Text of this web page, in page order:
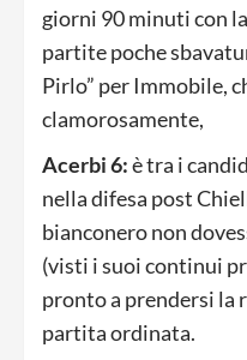
giorni 90 minuti con
partite poche
Pirlo” per Immobile,
clamorosamente,
Acerbi 6:è tra i
nella difesa post
bianconero non
(visti i suoi continui
pronto a prendersi la
partita ordinata.